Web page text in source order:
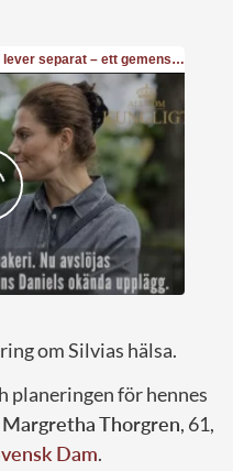
om Silvias hälsa.
planeringen för hennes
Margretha Thorgren, 61,
Dam.